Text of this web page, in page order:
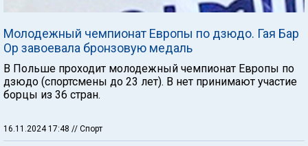
Молодежный чемпионат Европы по дзюдо. Гая Бар
Ор завоевала бронзовую медаль
В Польше проходит молодежный чемпионат Европы по
дзюдо (спортсмены до 23 лет). В нет принимают участие
борцы из 36 стран.
16.11.2024 17:48 // Спорт